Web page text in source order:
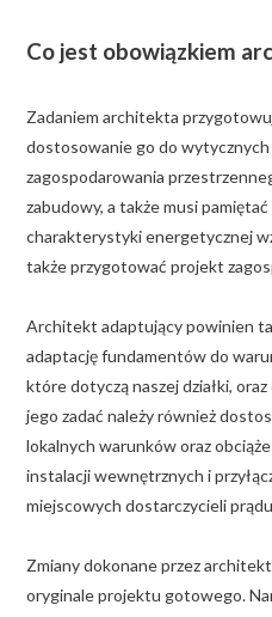
Co jest obowiązkiem
Zadaniem architekta
dostosowanie go do
zagospodarowania
zabudowy, a także musi
charakterystyki energetycznej
także przygotować projekt
Architekt adaptujący powinien
adaptację fundamentów do
które dotyczą naszej działki,
jego zadać należy również
lokalnych warunków oraz
instalacji wewnętrznych i
miejscowych dostarczycieli
Zmiany dokonane przez
oryginale projektu gotowego.